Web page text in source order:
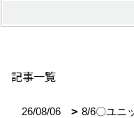
記事一覧
26/08/06 8/6〇ユニ